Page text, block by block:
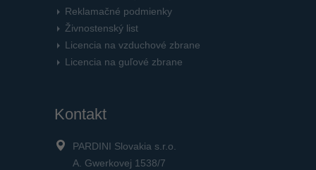
Reklamačné podmienky
Živnostenský list
Licencia na vzduchové zbrane
Licencia na guľové zbrane
Kontakt
PARDINI Slovakia s.r.o.
A. Gwerkovej 1538/7